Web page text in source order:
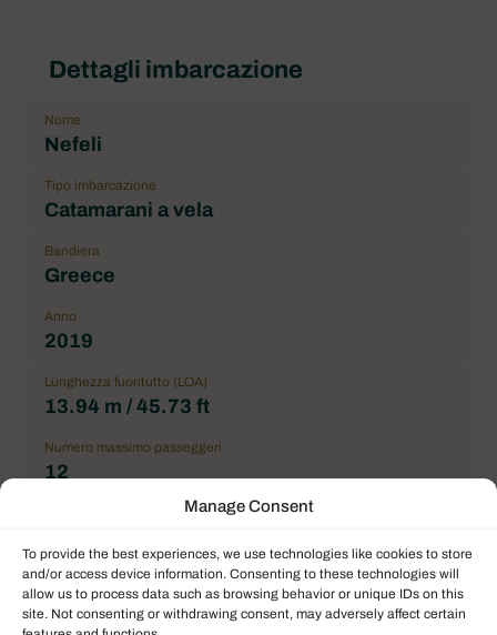
Manage Consent
To provide the best experiences, we use technologies like cookies to store
and/or access device information. Consenting to these technologies will
allow us to process data such as browsing behavior or unique IDs on this
site. Not consenting or withdrawing consent, may adversely affect certain
Dettagli imbarcazione
Nome
Nefeli
Tipo imbarcazione
Catamarani a vela
Bandiera
Greece
Anno
2019
Lunghezza fuoritutto (LOA)
13.94 m / 45.73 ft
Numero massimo passeggeri
12
Cabina con letti a castello
1